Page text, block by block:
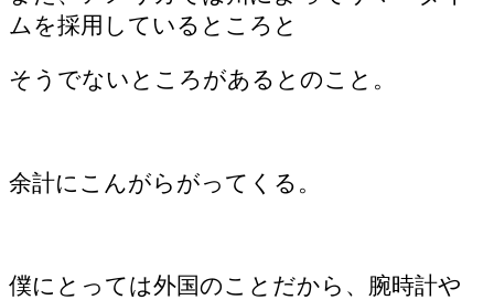
ムを採用しているところと
そうでないところがあるとのこと。
余計にこんがらがってくる。
僕にとっては外国のことだから、腕時計や